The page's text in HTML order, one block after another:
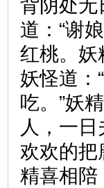
背阴处无
道：“谢
红桃。妖
妖怪道：
吃。”妖
人，一
欢欢的把
精喜相陪